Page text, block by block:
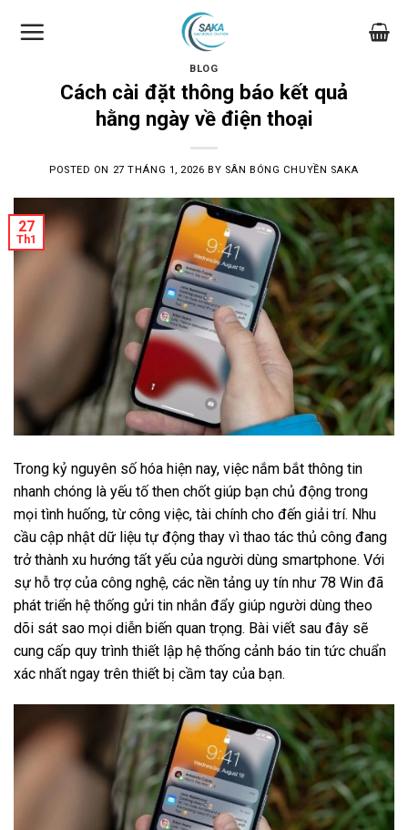
BLOG
Cách cài đặt thông báo kết quả
hằng ngày về điện thoại
POSTED ON 27 THÁNG 1, 2026 BY SÂN BÓNG CHUYỀN SAKA
27
Th1
Trong kỷ nguyên số hóa hiện nay, việc nắm bắt thông tin
nhanh chóng là yếu tố then chốt giúp bạn chủ động trong
mọi tình huống, từ công việc, tài chính cho đến giải trí. Nhu
cầu cập nhật dữ liệu tự động thay vì thao tác thủ công đang
trở thành xu hướng tất yếu của người dùng smartphone. Với
sự hỗ trợ của công nghệ, các nền tảng uy tín như 78 Win đã
phát triển hệ thống gửi tin nhắn đẩy giúp người dùng theo
dõi sát sao mọi diễn biến quan trọng. Bài viết sau đây sẽ
cung cấp quy trình thiết lập hệ thống cảnh báo tin tức chuẩn
xác nhất ngay trên thiết bị cầm tay của bạn.